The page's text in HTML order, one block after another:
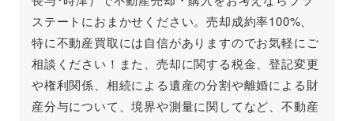
ステートにおまかせください。売却成約率100%、
特に不動産買取には自信がありますのでお気軽にご
相談ください！また、売却に関する税金、登記変更
や権利関係、相続による遺産の分割や離婚による財
産分与について、境界や測量に関してなど、不動産